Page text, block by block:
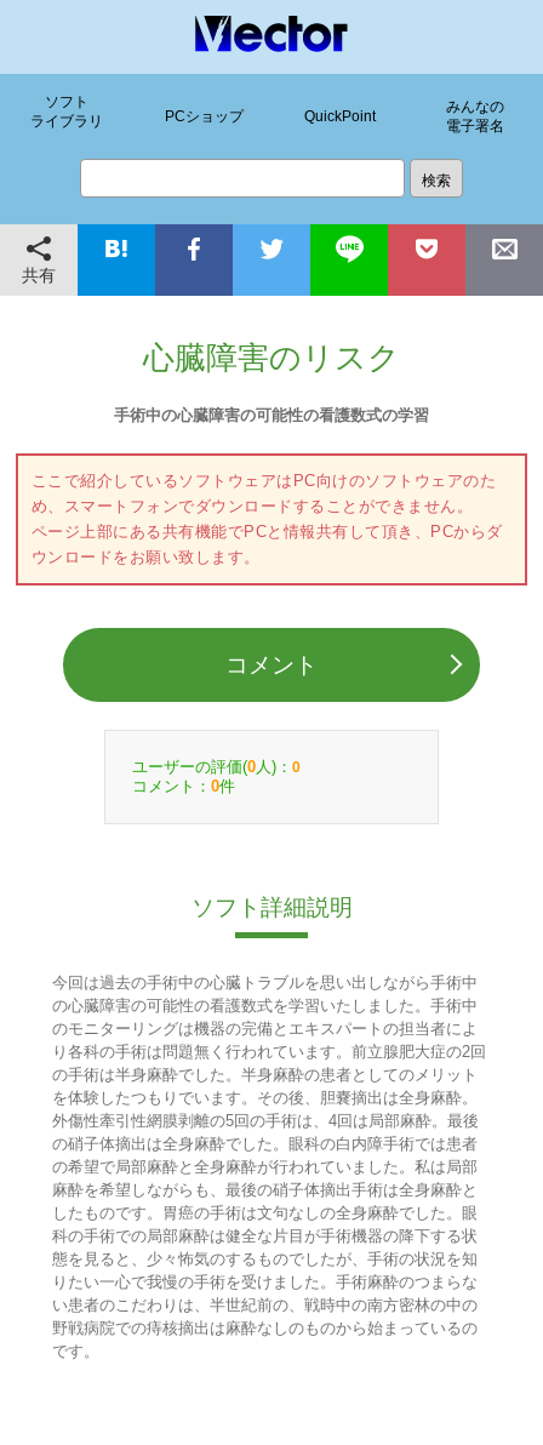
ソフト
ライブラリ
PCショップ QuickPoint
みんなの
電子署名
共有
心臓障害のリスク
手術中の心臓障害の可能性の看護数式の学習
ここで紹介しているソフトウェアはPC向けのソフトウェアのた
め、スマートフォンでダウンロードすることができません。
ページ上部にある共有機能でPCと情報共有して頂き、PCからダ
ウンロードをお願い致します。
コメント
ユーザーの評価(0 人)： 0
コメント： 0件
ソフト詳細説明
今回は過去の手術中の心臓トラブルを思い出しながら手術中
の心臓障害の可能性の看護数式を学習いたしました。手術中
のモニターリングは機器の完備とエキスパートの担当者によ
り各科の手術は問題無く行われています。前立腺肥大症の2回
の手術は半身麻酔でした。半身麻酔の患者としてのメリット
を体験したつもりでいます。その後、胆嚢摘出は全身麻酔。
外傷性牽引性網膜剥離の5回の手術は、4回は局部麻酔。最後
の硝子体摘出は全身麻酔でした。眼科の白内障手術では患者
の希望で局部麻酔と全身麻酔が行われていました。私は局部
麻酔を希望しながらも、最後の硝子体摘出手術は全身麻酔と
したものです。胃癌の手術は文句なしの全身麻酔でした。眼
科の手術での局部麻酔は健全な片目が手術機器の降下する状
態を見ると、少々怖気のするものでしたが、手術の状況を知
りたい一心で我慢の手術を受けました。手術麻酔のつまらな
い患者のこだわりは、半世紀前の、戦時中の南方密林の中の
野戦病院での痔核摘出は麻酔なしのものから始まっているの
です。